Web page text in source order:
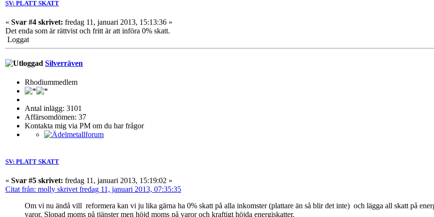
SV: PLATT SKATT
« Svar #4 skrivet: fredag 11, januari 2013, 15:13:36 »
Det enda som är rättvist och fritt är att införa 0% skatt.
Loggat
Silverräven
Rhodiummedlem
Antal inlägg: 3101
Affärsomdömen: 37
Kontakta mig via PM om du har frågor
SV: PLATT SKATT
« Svar #5 skrivet: fredag 11, januari 2013, 15:19:02 »
Citat från: molly skrivet fredag 11, januari 2013, 07:35:35
Om vi nu ändå vill reformera kan vi ju lika gärna ha 0% skatt på alla inkomster (plattare än så blir det inte) och lägga all skatt på
varor. Slopad moms på tjänster men höjd moms på varor och kraftigt höjda energiskatter.